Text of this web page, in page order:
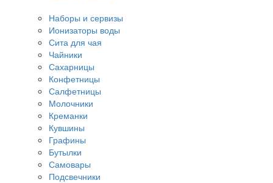
Наборы и сервизы
Ионизаторы воды
Сита для чая
Чайники
Сахарницы
Конфетницы
Салфетницы
Молочники
Креманки
Кувшины
Графины
Бутылки
Самовары
Подсвечники